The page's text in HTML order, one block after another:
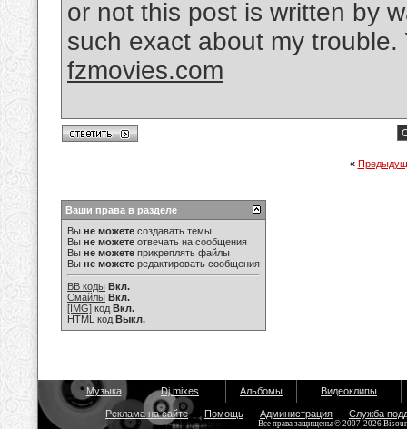
or not this post is written by
such exact about my
fzmovies.com
«
Ваши права в разделе
Вы не можете создавать темы
Вы не можете отвечать на сообщения
Вы не можете прикреплять файлы
Вы не можете редактировать сообщения
BB коды Вкл.
Смайлы Вкл.
[IMG] код Вкл.
HTML код Выкл.
Музыка Dj mixes Альбомы Видеоклипы
Реклама на сайте Помощь Администрация Служба
Все права защищены © 2007-2026